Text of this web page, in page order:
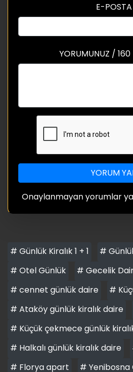
E-POSTA
YORUMUNUZ /
YORUM
Onaylanmayan yorumlar
# Günlük Kiralık 1 + 1 #
# Otel Günlük
# Gecelik
# cennet günlük daire
#
# Ataköy günlük kiralık daire
# Küçük çekmece günlük
# Halkalı günlük kiralık daire
# Florya apart
# Yenibosna